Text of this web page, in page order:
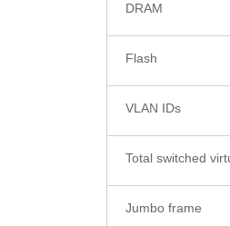
DRAM
Flash
VLAN IDs
Total switched
Jumbo frame